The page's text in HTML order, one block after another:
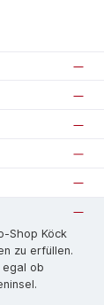
Shop Köck
zu erfüllen.
ob